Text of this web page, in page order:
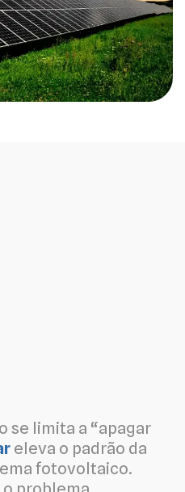
se limita a “apagar
eleva o padrão da
fotovoltaico.